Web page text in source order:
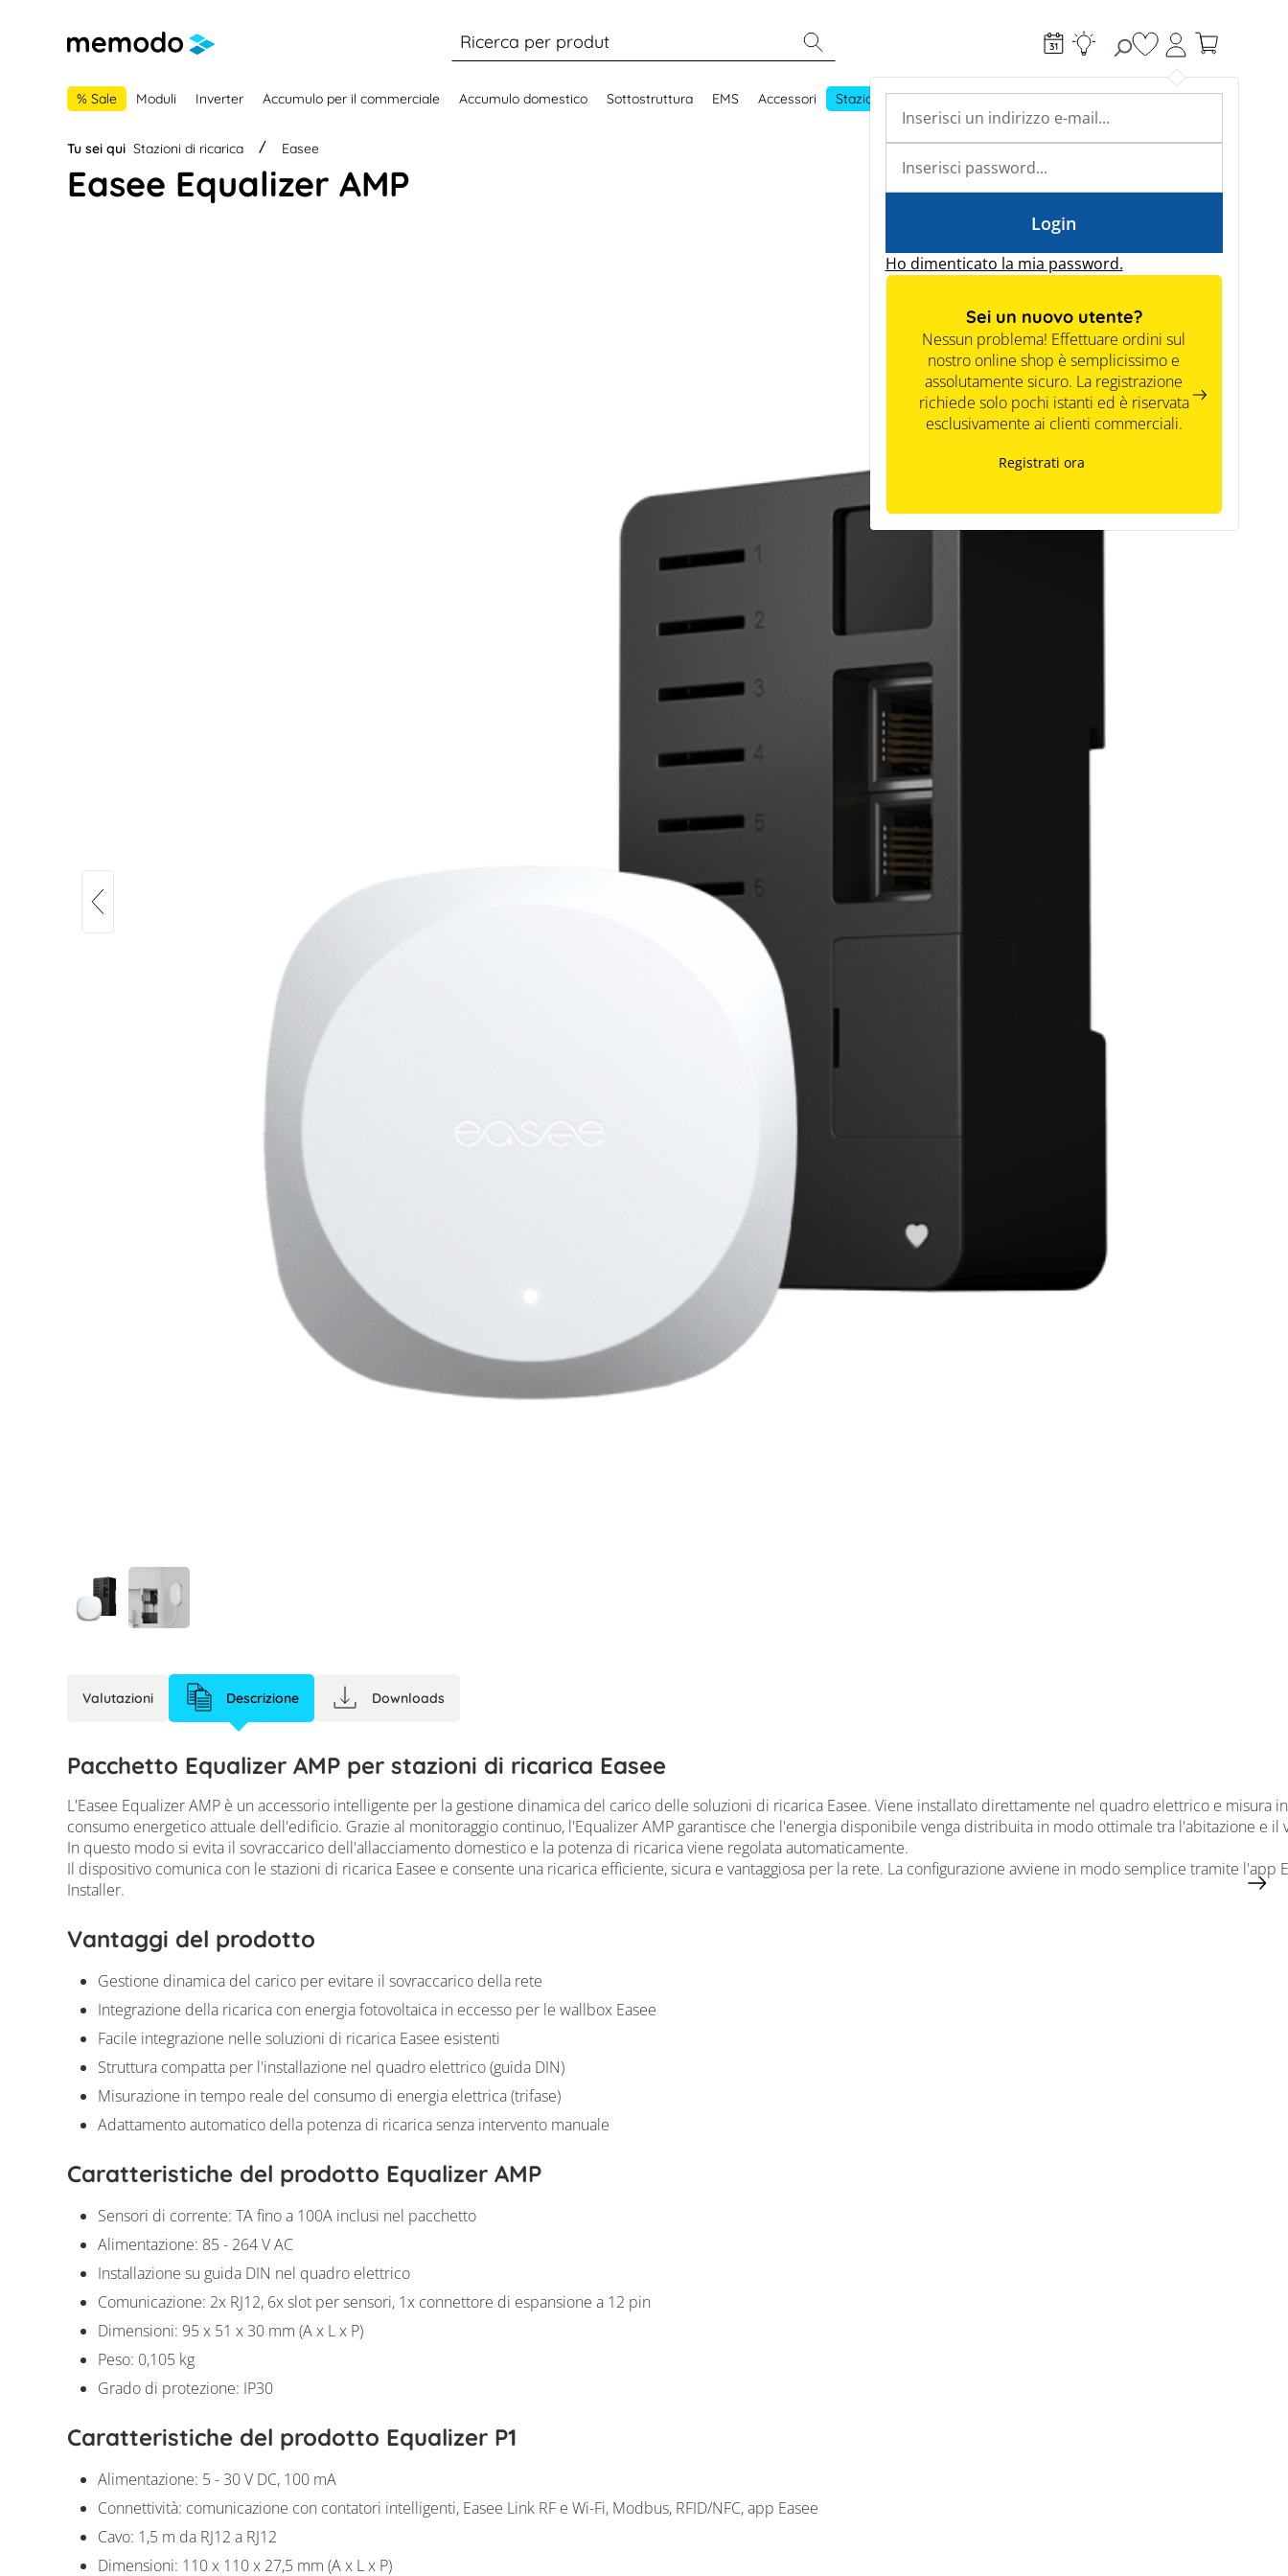
Academy & Webinars
Conoscenza specialistica
News
Hai 0 articoli nella
Ho dimenticato la mia password.
Login
Sei un nuovo utente?
Nessun problema! Effettuare ordini sul
nostro online shop è semplicissimo e
assolutamente sicuro. La registrazione
richiede solo pochi istanti ed è riservata
esclusivamente ai clienti commerciali.
Registrati ora
% Sale Moduli Inverter Accumulo per il commerciale Accumulo domestico Sottostruttura EMS Accessori Stazioni di ricarica Riscaldamento
Tu sei qui Stazioni di ricarica Easee
Easee Equalizer AMP
Valutazioni Descrizione Downloads
Pacchetto Equalizer AMP per stazioni di ricarica Easee
L'Easee Equalizer AMP è un accessorio intelligente per la gestione dinamica del carico delle soluzioni di ricarica Easee. Viene installato direttamente nel quadro elettrico e misura
consumo energetico attuale dell'edificio. Grazie al monitoraggio continuo, l'Equalizer AMP garantisce che l'energia disponibile venga distribuita in modo ottimale tra l'abitazione e il
In questo modo si evita il sovraccarico dell'allacciamento domestico e la potenza di ricarica viene regolata automaticamente.
Il dispositivo comunica con le stazioni di ricarica Easee e consente una ricarica efficiente, sicura e vantaggiosa per la rete. La configurazione avviene in modo semplice tramite l'app
Installer.
Vantaggi del prodotto
Gestione dinamica del carico per evitare il sovraccarico della rete
Integrazione della ricarica con energia fotovoltaica in eccesso per le wallbox Easee
Facile integrazione nelle soluzioni di ricarica Easee esistenti
Struttura compatta per l'installazione nel quadro elettrico (guida DIN)
Misurazione in tempo reale del consumo di energia elettrica (trifase)
Adattamento automatico della potenza di ricarica senza intervento manuale
Caratteristiche del prodotto Equalizer AMP
Sensori di corrente: TA fino a 100A inclusi nel pacchetto
Alimentazione: 85 - 264 V AC
Installazione su guida DIN nel quadro elettrico
Comunicazione: 2x RJ12, 6x slot per sensori, 1x connettore di espansione a 12 pin
Dimensioni: 95 x 51 x 30 mm (A x L x P)
Peso: 0,105 kg
Grado di protezione: IP30
Caratteristiche del prodotto Equalizer P1
Alimentazione: 5 - 30 V DC, 100 mA
Connettività: comunicazione con contatori intelligenti, Easee Link RF e Wi-Fi, Modbus, RFID/NFC, app Easee
Cavo: 1,5 m da RJ12 a RJ12
Dimensioni: 110 x 110 x 27,5 mm (A x L x P)